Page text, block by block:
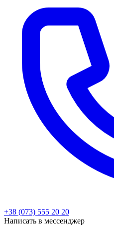
+38 (073) 555 20 20
Написать в мессенджер